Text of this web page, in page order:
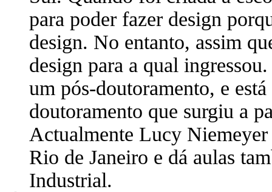
para poder fazer design
design. No entanto, assim
design para a qual
um pós-doutoramento, e
doutoramento que surgiu a
Actualmente Lucy
Rio de Janeiro e dá aulas
Industrial.